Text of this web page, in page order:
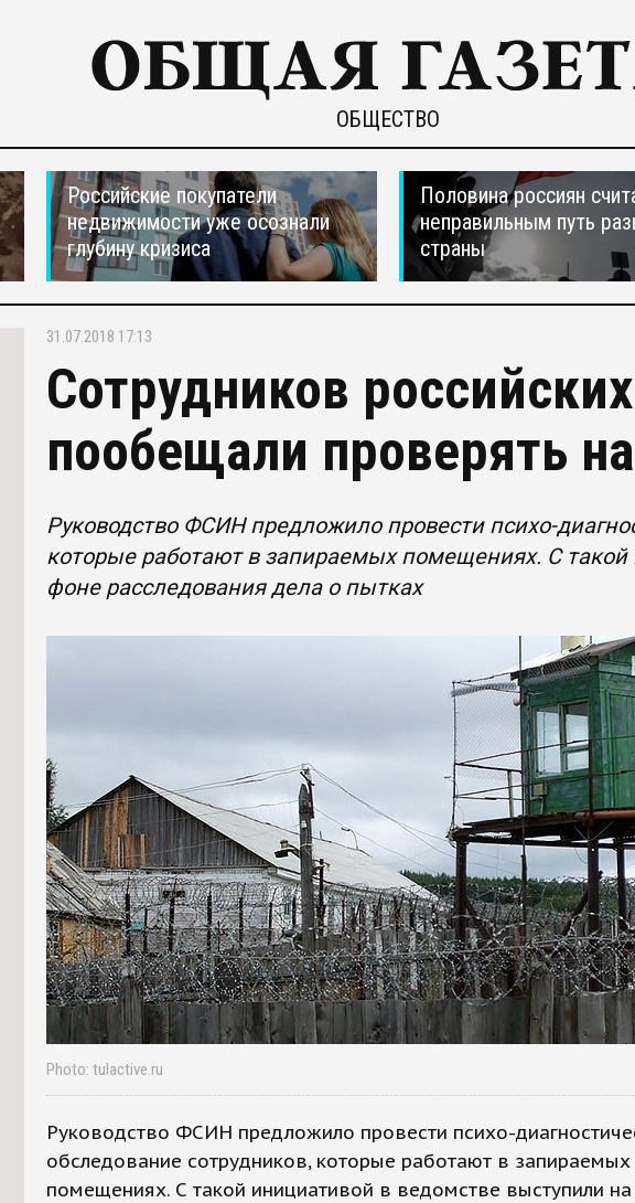
ОБЩЕСТВО
Российские покупатели
недвижимости уже осознали
глубину кризиса
Половина россиян
неправильным путь
страны
31.07.2018 17:13
Сотрудников
пообещали проверять
Руководство ФСИН предложило провести психо-
которые работают в запираемых помещениях. С
фоне расследования дела о пытках
Photo: tulactive.ru
Руководство ФСИН предложило провести психо-
обследование сотрудников, которые работают в запираемых
помещениях. С такой инициативой в ведомстве выступили